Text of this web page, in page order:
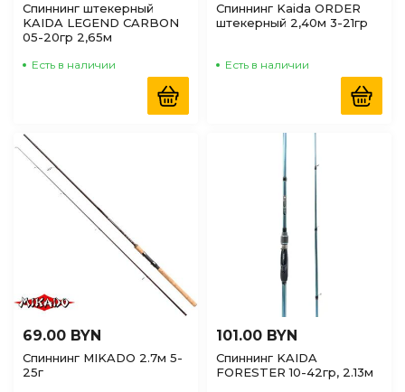
Спиннинг штекерный
KAIDA LEGEND CARBON
05-20гр 2,65м
Есть в наличии
Спиннинг Kaida ORDER
штекерный 2,40м 3-21гр
Есть в наличии
69.00 BYN
Спиннинг MIKADO 2.7м 5-
25г
101.00 BYN
Спиннинг KAIDA
FORESTER 10-42гр, 2.13м